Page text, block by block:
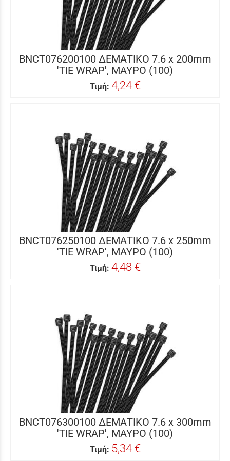
BNCT076200100 ΔΕΜΑΤΙΚΟ 7.6 x 200mm
'TIE WRAP', ΜΑΥΡΟ (100)
Τιμή: 4,24 €
BNCT076250100 ΔΕΜΑΤΙΚΟ 7.6 x 250mm
'TIE WRAP', ΜΑΥΡΟ (100)
Τιμή: 4,48 €
BNCT076300100 ΔΕΜΑΤΙΚΟ 7.6 x 300mm
'TIE WRAP', ΜΑΥΡΟ (100)
Τιμή: 5,34 €